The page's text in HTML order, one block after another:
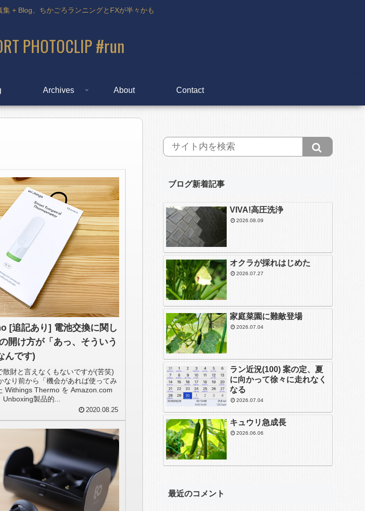
+ Blog、ちかごろランニングとFXが半々かも
PHOTOCLIP #run
Archives About Contact
[追記あり] 電池交換に関し
開け方が「あっ、そういう
んです)
散財と言えなくもないですが(苦笑)
なり前から「機会があれば使ってみ
Withings Thermo を Amazon.com
製品的...
2020.08.25
ブログ新着記事
VIVA!高圧洗浄
2026.08.09
オクラが採れはじめた
2026.07.27
家庭菜園に難敵登場
2026.07.04
ラン近況(100) 案の定、夏
に向かって徐々に走れなく
なる
2026.07.04
キュウリ急成長
2026.06.06
最近のコメント